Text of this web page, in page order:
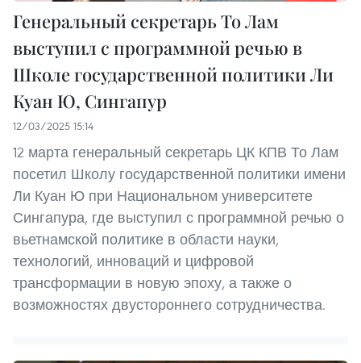
Генеральный секретарь То Лам
выступил с программной речью в
Школе государственной политики Ли
Куан Ю, Сингапур
12/03/2025 15:14
12 марта генеральный секретарь ЦК КПВ То Лам
посетил Школу государственной политики имени
Ли Куан Ю при Национальном университете
Сингапура, где выступил с программной речью о
вьетнамской политике в области науки,
технологий, инноваций и цифровой
трансформации в новую эпоху, а также о
возможностях двустороннего сотрудничества.